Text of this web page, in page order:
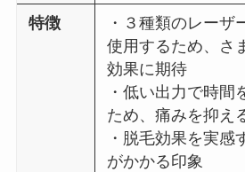
特徴
・３種類のレーザ
使用するため、さ
効果に期待
・低い出力で時間
ため、痛みを抑え
・脱毛効果を実感
がかかる印象